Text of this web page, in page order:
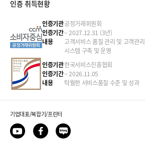
인증 취득현황
인증기관공정거래위원회
인증기간~ 2027.12.31 (3년)
내용
고객서비스 품질 관리 및 고객관리
시스템 구축 및 운영
인증기관한국서비스진흥협회
인증기간~ 2026.11.05
내용
탁월한 서비스품질 수준 및 성과
기업대표/복합기/프린터